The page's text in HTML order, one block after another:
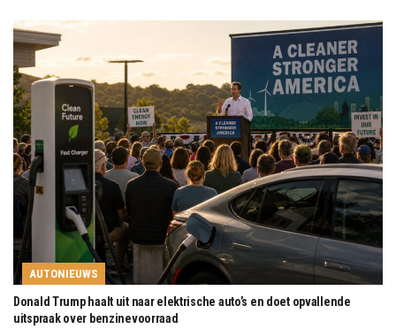
AUTONIEUWS
Donald Trump haalt uit naar elektrische auto’s en doet opvallende
uitspraak over benzinevoorraad